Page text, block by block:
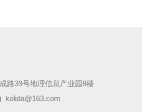
路39号地理信息产业园8楼
kolida@163.com